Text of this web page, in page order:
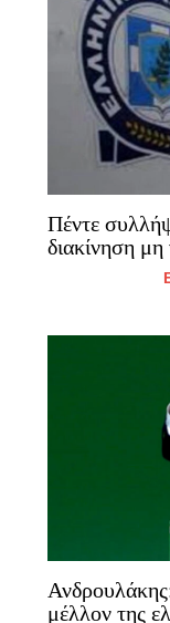
Πέντε
διακίνηση
μέλλον της